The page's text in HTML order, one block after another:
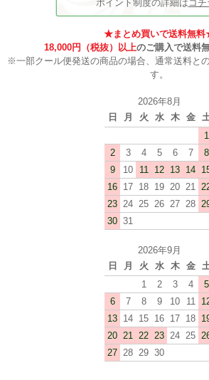
ポイント制度の詳細は コチ
★まとめ買いで送料無
18,000円（税抜）以上のご購入で送料
※一部クール便発送の商品の場合、通常送料と
す。
2026年8月
日
月 火 水 木 金
1
2
3 4 5 6 7
8
9
10 11 12 13 14
16 17 18 19 20 21
23 24 25 26 27 28
30 31
2026年9月
日
月 火 水 木 金
1
2 3 4
5
6
7 8 9 10 11
13 14 15 16 17 18
20 21 22 23 24 25
27 28 29 30